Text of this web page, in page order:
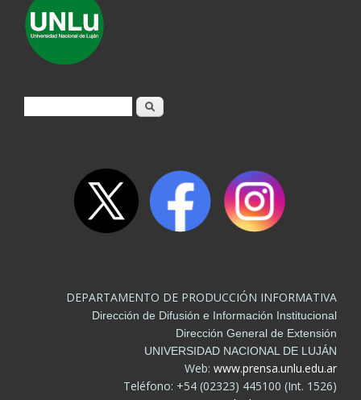
Formulario de búsqueda
Buscar
DEPARTAMENTO DE PRODUCCIÓN INFORMATIVA
Dirección de Difusión e Información Institucional
Dirección General de Extensión
UNIVERSIDAD NACIONAL DE LUJÁN
Web: www.prensa.unlu.edu.ar
Teléfono: +54 (02323) 445100 (Int. 1526)